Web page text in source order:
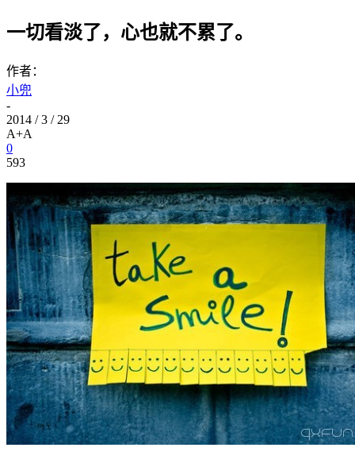
一切看淡了，心也就不累了。
作者：
小兜
-
2014 / 3 / 29
A+A
0
593